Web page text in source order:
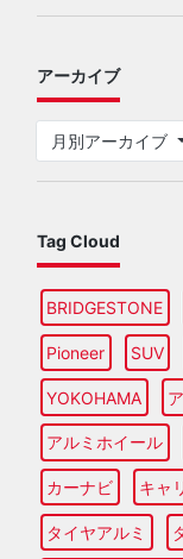
アーカイブ
月別アーカイブ
Tag Cloud
BRIDGESTONE
Pioneer SUV
YOKOHAMA
アルミホイール
カーナビ キャ
タイヤアルミ